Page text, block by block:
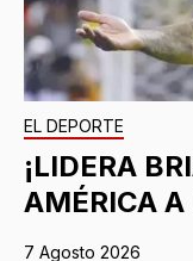
EL DEPORTE
¡LIDERA
AMÉRICA
7 Agosto 2026